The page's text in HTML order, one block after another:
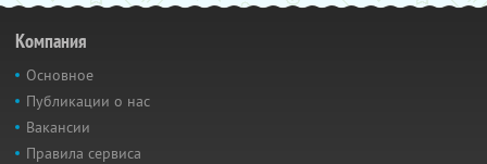
Компания
Основное
Публикации о нас
Вакансии
Правила сервиса